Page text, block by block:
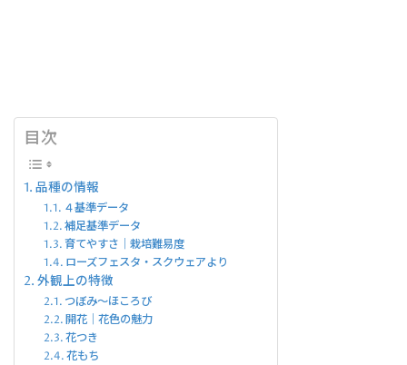
目次
品種の情報
４基準データ
補足基準データ
育てやすさ｜栽培難易度
ローズフェスタ・スクウェアより
外観上の特徴
つぼみ～ほころび
開花｜花色の魅力
花つき
花もち